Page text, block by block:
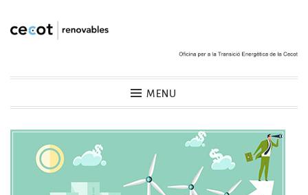
Skip
Cecot Renovables
MENU